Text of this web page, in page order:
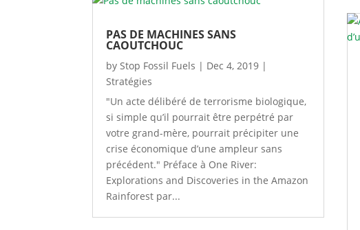
PAS DE MACHINES SANS
CAOUTCHOUC
byStop Fossil Fuels | Dec 4, 2019 |
Stratégies
"Un acte délibéré de terrorisme biologique,
si simple qu’il pourrait être perpétré par
votre grand-mère, pourrait précipiter une
crise économique d’une ampleur sans
précédent." Préface à One River:
Explorations and Discoveries in the Amazon
Rainforest par...